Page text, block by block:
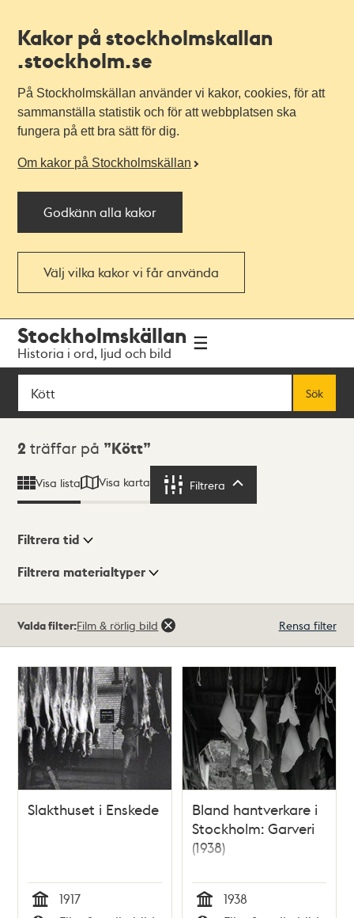
Kakor på stockholmskallan
.stockholm.se
På Stockholmskällan använder vi kakor, cookies, för att
sammanställa statistik och för att webbplatsen ska
fungera på ett bra sätt för dig.
Om kakor på Stockholmskällan
Godkänn alla kakor
Välj vilka kakor vi får använda
navigationen
huvudinnehållet
Stockholmskällan
Historia i ord, ljud och bild
Sök
Sök
Sökresultat
2 träffar på Kött
Visa lista Visa karta Filtrera
Visningsläge
Filtrera tid
Filtrera materialtyper
träffar
Valda filter:Film & rörlig bild Rensa filter
Slakthuset i Enskede
1917
Bland hantverkare i
Stockholm: Garveri
(1938)
1938